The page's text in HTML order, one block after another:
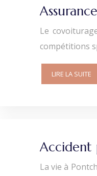
Le
compétitions
LIRE LA SUITE
Accident
La vie à